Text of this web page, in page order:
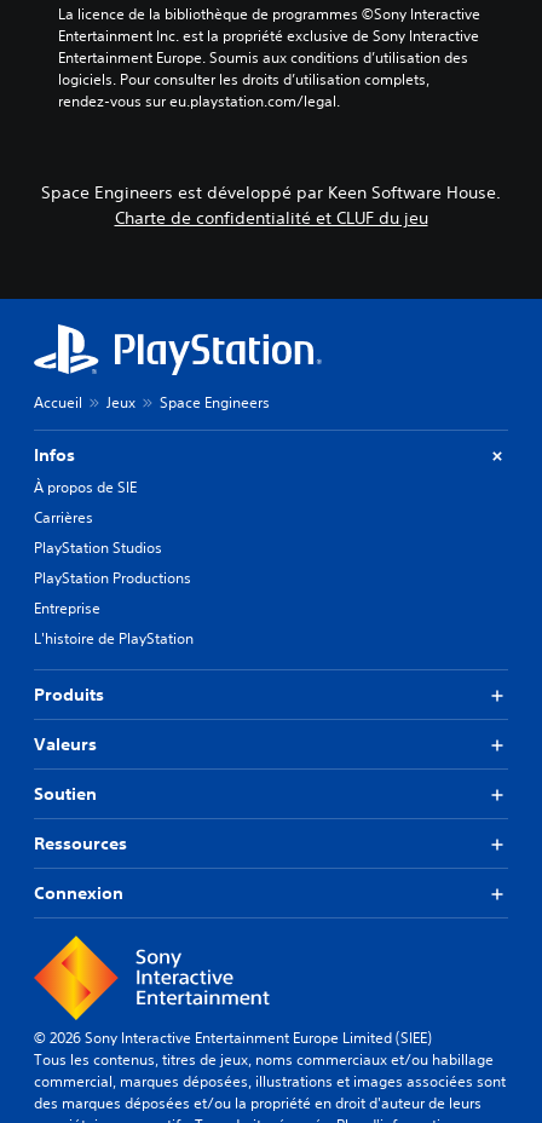
La licence de la bibliothèque de programmes ©Sony Interactive
Entertainment Inc. est la propriété exclusive de Sony Interactive
Entertainment Europe. Soumis aux conditions d’utilisation des
logiciels. Pour consulter les droits d’utilisation complets,
rendez-vous sur eu.playstation.com/legal.
Space Engineers est développé par Keen Software House.
Charte de confidentialité et CLUF du jeu
Accueil Jeux Space Engineers
Infos
À propos de SIE
Carrières
PlayStation Studios
PlayStation Productions
Entreprise
L'histoire de PlayStation
Produits
Valeurs
Soutien
Ressources
Connexion
© 2026 Sony Interactive Entertainment Europe Limited (SIEE)
Tous les contenus, titres de jeux, noms commerciaux et/ou habillage
commercial, marques déposées, illustrations et images associées sont
des marques déposées et/ou la propriété en droit d'auteur de leurs